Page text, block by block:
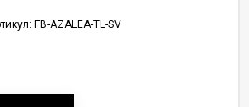
FB-AZALEA-TL-SV